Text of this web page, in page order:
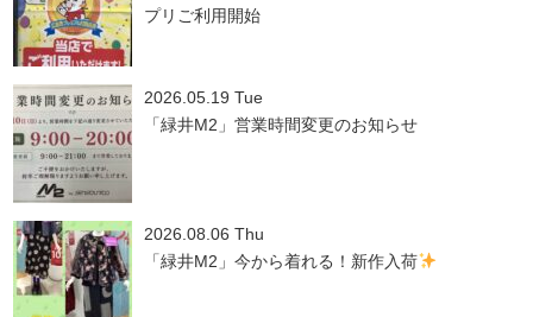
プリご利用開始
2026.05.19 Tue
「緑井M2」営業時間変更のお知らせ
2026.08.06 Thu
「緑井M2」今から着れる！新作入荷